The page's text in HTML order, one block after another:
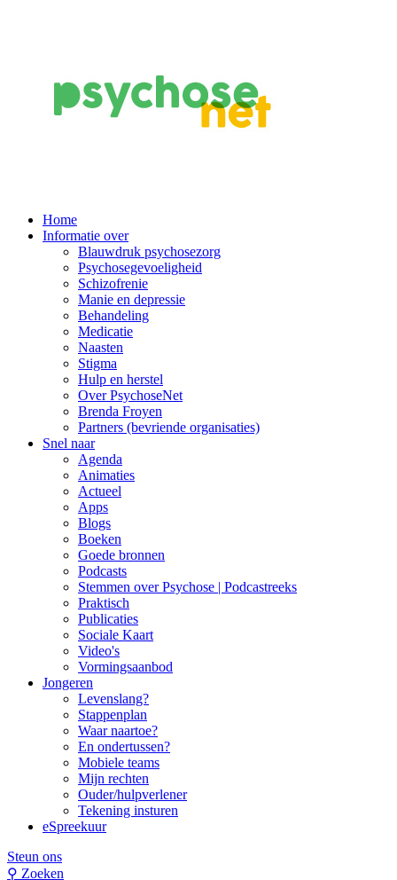
Main
Navigation
Home
Informatie over
Blauwdruk psychosezorg
Psychosegevoeligheid
Schizofrenie
Manie en depressie
Behandeling
Medicatie
Naasten
Stigma
Hulp en herstel
Over PsychoseNet
Brenda Froyen
Partners (bevriende organisaties)
Snel naar
Agenda
Animaties
Actueel
Apps
Blogs
Boeken
Goede bronnen
Podcasts
Stemmen over Psychose | Podcastreeks
Praktisch
Publicaties
Sociale Kaart
Video's
Vormingsaanbod
Jongeren
Levenslang?
Stappenplan
Waar naartoe?
En ondertussen?
Mobiele teams
Mijn rechten
Ouder/hulpverlener
Tekening insturen
eSpreekuur
Steun ons
⚲ Zoeken